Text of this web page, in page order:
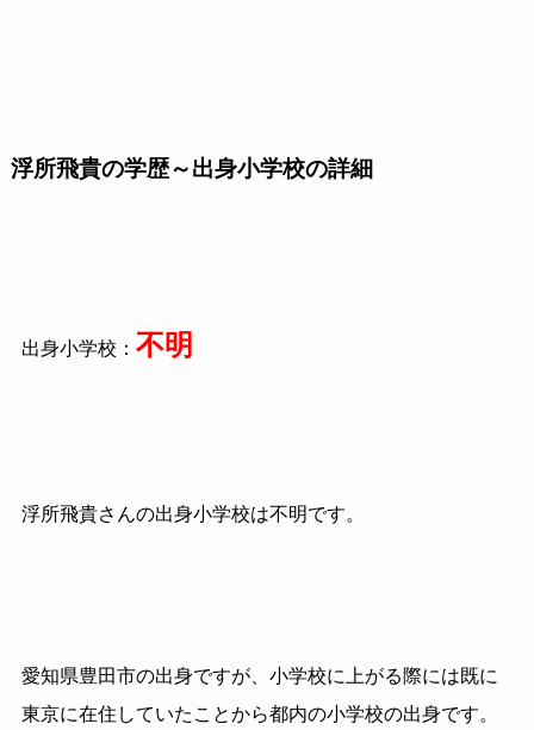
浮所飛貴の学歴～出身小学校の詳細
出身小学校： 不明
浮所飛貴さんの出身小学校は不明です。
愛知県豊田市の出身ですが、小学校に上がる際には既に
東京に在住していたことから都内の小学校の出身です。